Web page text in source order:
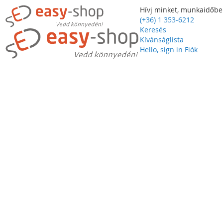
Hívj minket,
(+36) 1 353-6212
Keresés
Kívánságlista
Hello, sign in Fiók